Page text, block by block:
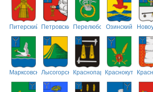
Питерский ПетровскийПерелюбскийОзинский
МарксовскийЛысогорскийКраснопартизанский
Краснокутский